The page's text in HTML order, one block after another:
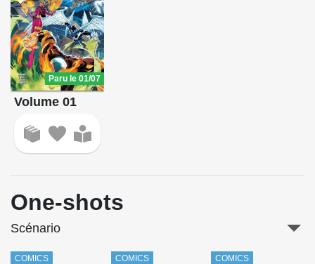
Paru le 01/07
Volume 01
One-shots
Scénario
COMICS COMICS COMICS